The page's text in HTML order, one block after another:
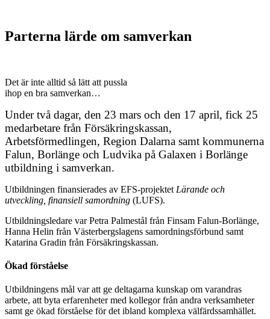
Parterna lärde om samverkan
Det är inte alltid så lätt att pussla
ihop en bra samverkan…
Under två dagar, den 23 mars och den 17 april, fick 25
medarbetare från Försäkringskassan,
Arbetsförmedlingen, Region Dalarna samt kommunerna
Falun, Borlänge och Ludvika på Galaxen i Borlänge
utbildning i samverkan.
Utbildningen finansierades av EFS-projektet Lärande och
utveckling, finansiell samordning (LUFS).
Utbildningsledare var Petra Palmestål från Finsam Falun-Borlänge,
Hanna Helin från Västerbergslagens samordningsförbund samt
Katarina Gradin från Försäkringskassan.
Ökad förståelse
Utbildningens mål var att ge deltagarna kunskap om varandras
arbete, att byta erfarenheter med kollegor från andra verksamheter
samt ge ökad förståelse för det ibland komplexa välfärdssamhället.